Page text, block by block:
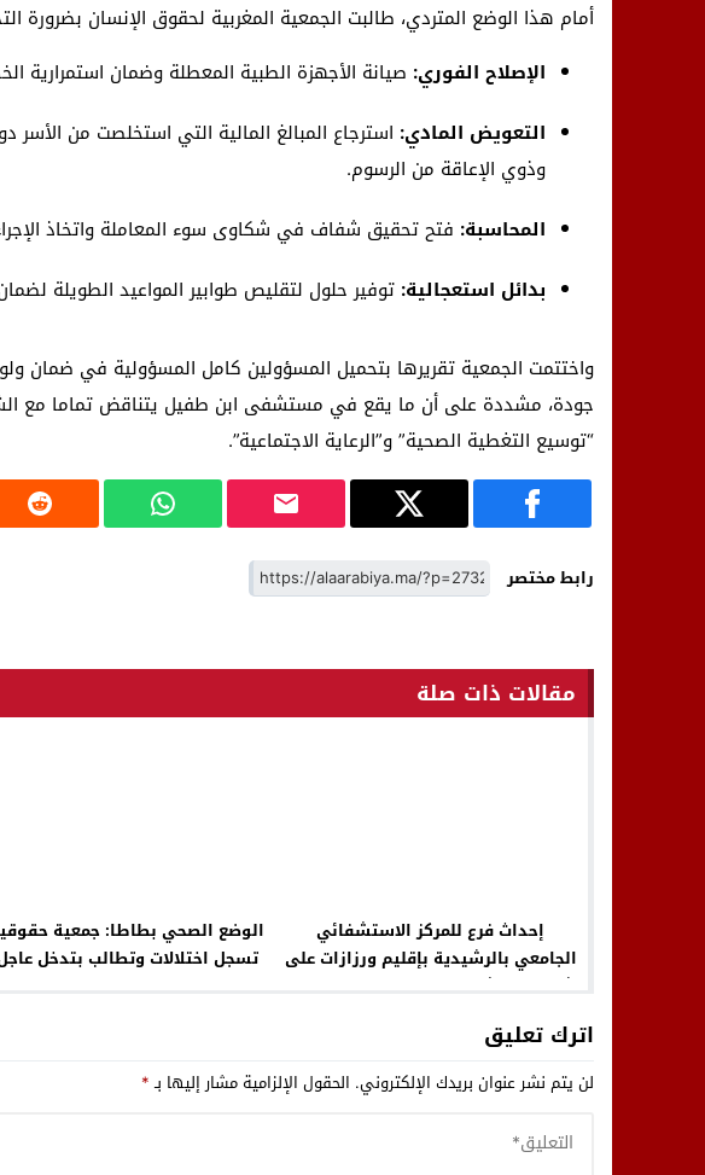
أمام هذا الوضع المتردي، طالبت الجمعية المغربية لحقوق الإنسان بضرورة
الإصلاح الفوري: صيانة الأجهزة الطبية المعطلة وضمان استمرارية
التعويض المادي: استرجاع المبالغ المالية التي استخلصت من
وذوي الإعاقة من الرسوم.
المحاسبة: فتح تحقيق شفاف في شكاوى سوء المعاملة واتخاذ
بدائل استعجالية: توفير حلول لتقليص طوابير المواعيد الطويلة
واختتمت الجمعية تقريرها بتحميل المسؤولين كامل المسؤولية في ضمان
جودة، مشددة على أن ما يقع في مستشفى ابن طفيل يتناقض تماما مع
“توسيع التغطية الصحية” و”الرعاية الاجتماعية”.
رابط مختصر
مقالات ذات صلة
إحداث فرع للمركز الاستشفائي
الجامعي بالرشيدية بإقليم ورزازات على
شكل مستشفى التخصصات: اصبح قريب
الوضع الصحي بطاطا: جمعية
تسجل اختلالات وتطالب بتدخل
اترك تعليق
لن يتم نشر عنوان بريدك الإلكتروني. الحقول الإلزامية مشار إليها بـ*